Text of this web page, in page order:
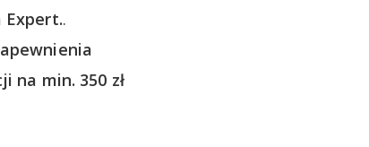
Expert..
na min. 350 zł